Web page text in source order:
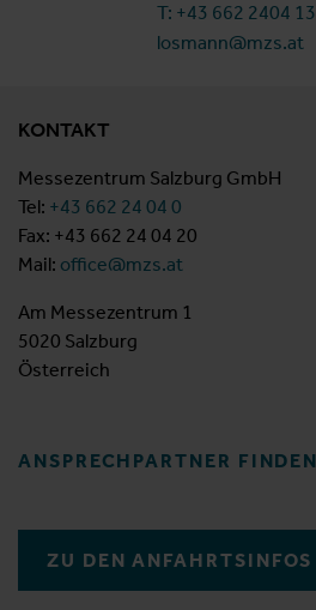
T: +43 662 2404 13
losmann@mzs.at
KONTAKT
Messezentrum Salzburg GmbH
Tel: +43 662 24 04 0
Fax: +43 662 24 04 20
Mail: office@mzs.at
Am Messezentrum 1
5020 Salzburg
Österreich
ANSPRECHPARTNER FINDEN
ZU DEN ANFAHRTSINFOS